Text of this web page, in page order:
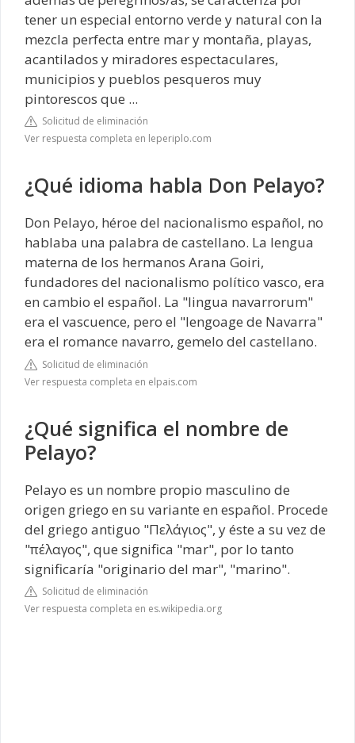
tener un especial entorno verde y natural con la
mezcla perfecta entre mar y montaña, playas,
acantilados y miradores espectaculares,
municipios y pueblos pesqueros muy
pintorescos que ...
Solicitud de eliminación
Ver respuesta completa en leperiplo.com
¿Qué idioma habla Don Pelayo?
Don Pelayo, héroe del nacionalismo español, no
hablaba una palabra de castellano. La lengua
materna de los hermanos Arana Goiri,
fundadores del nacionalismo político vasco, era
en cambio el español. La "lingua navarrorum"
era el vascuence, pero el "lengoage de Navarra"
era el romance navarro, gemelo del castellano.
Solicitud de eliminación
Ver respuesta completa en elpais.com
¿Qué significa el nombre de
Pelayo?
Pelayo es un nombre propio masculino de
origen griego en su variante en español. Procede
del griego antiguo "Πελάγιος", y éste a su vez de
"πέλαγος", que significa "mar", por lo tanto
significaría "originario del mar", "marino".
Solicitud de eliminación
Ver respuesta completa en es.wikipedia.org